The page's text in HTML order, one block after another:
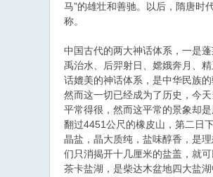
马”的雄壮和善驰。以后，隋唐时
称。
中国古代的两大神话体系，一是
禹治水、后羿射日、嫦娥奔月、
话媲美的神话体系，是中华民族
然而这一切已经成为了历史，今
平常得很，然而这平常的景象却
翻过4451公尺的橡皮山，第二日
晶盐，晶大质纯，盐味醇香，是
们只消揭开十几厘米的盐盖，就
茶卡盐湖，是柴达木盆地四大盐